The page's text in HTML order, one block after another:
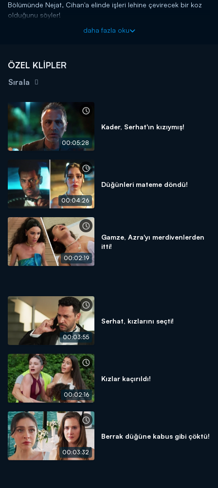
Bölümünde Nejat, Cihan'a elinde işleri lehine çevirecek bir koz
olduğunu söyler!
Güller ve Günahlar yeni bölümleriyle cumartesi akşamı
daha fazla oku
ÖZEL KLİPLER
Sırala
00:05:28
Kader, Serhat'ın kızıymış!
00:04:26
Düğünleri mateme döndü!
00:02:19
Gamze, Azra'yı merdivenlerden
itti!
00:03:55
Serhat, kızlarını seçti!
00:02:16
Kızlar kaçırıldı!
00:03:32
Berrak düğüne kabus gibi çöktü!